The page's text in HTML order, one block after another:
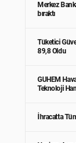
Merkez
bıraktı
Tüketici
89,8 Oldu
GUHEM
Teknoloji
İhracatta